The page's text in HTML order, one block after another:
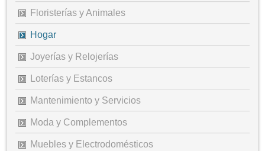
Floristerías y Animales
Hogar
Joyerías y Relojerías
Loterías y Estancos
Mantenimiento y Servicios
Moda y Complementos
Muebles y Electrodomésticos